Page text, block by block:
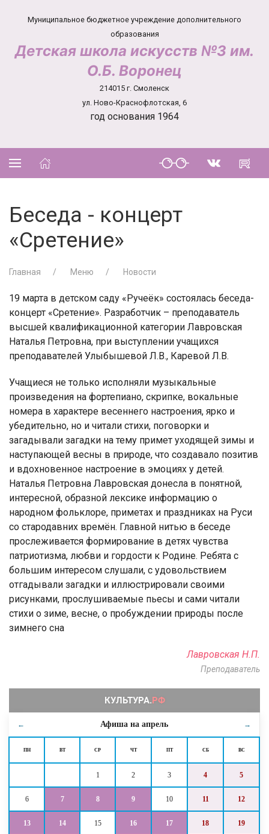
Муниципальное бюджетное учреждение дополнительного
образования
Детская школа искусств №3 им.
О.Б. Воронец
214015 г. Смоленск
ул. Ново-Краснофлотская, 6
год основания 1964
← Афиша на апрель →
ПН ВТ СР ЧТ ПТ СБ ВС
1 2 3 4 5
6 7 8 9 10 11 12
13 14 15 16 17 18 19
Беседа - концерт
«Сретение»
Главная Меню Новости
19 марта в детском саду «Ручеёк» состоялась беседа-
концерт «Сретение». Разработчик – преподаватель
высшей квалификационной категории Лавровская
Наталья Петровна, при выступлении учащихся
преподавателей Улыбышевой Л.В., Каревой Л.В.
Учащиеся не только исполняли музыкальные
произведения на фортепиано, скрипке, вокальные
номера в характере весеннего настроения, ярко и
убедительно, но и читали стихи, поговорки и
загадывали загадки на тему примет уходящей зимы и
наступающей весны в природе, что создавало позитив
и вдохновенное настроение в эмоциях у детей.
Наталья Петровна Лавровская донесла в понятной,
интересной, образной лексике информацию о
народном фольклоре, приметах и праздниках на Руси
со стародавних времён. Главной нитью в беседе
прослеживается формирование в детях чувства
патриотизма, любви и гордости к Родине. Ребята с
большим интересом слушали, с удовольствием
отгадывали загадки и иллюстрировали своими
рисунками, прослушиваемые пьесы и сами читали
стихи о зиме, весне, о пробуждении природы после
зимнего сна
Лавровская Н.П.
Преподаватель